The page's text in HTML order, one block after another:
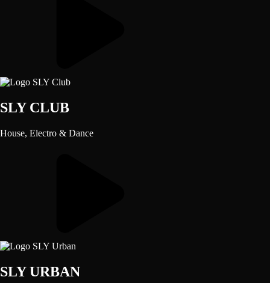
SLY CLUB
House, Electro & Dance
SLY URBAN